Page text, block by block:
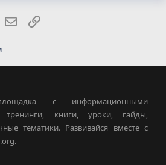
Электронная почта
Ссылка
с информационными
тренинги, книги, уроки, гайды,
тематики. Развивайся вместе с